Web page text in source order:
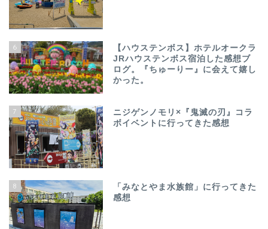
6
【ハウステンボス】ホテルオークラ
JRハウステンボス宿泊した感想ブ
ログ。『ちゅーりー』に会えて嬉し
かった。
7
ニジゲンノモリ×『鬼滅の刃』コラ
ボイベントに行ってきた感想
8
「みなとやま水族館」に行ってきた
感想